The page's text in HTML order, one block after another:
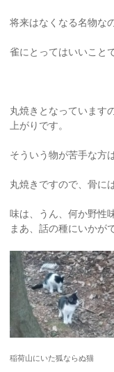
将来はなくなる名物な
雀にとってはいいこと
丸焼きとなっています
上がりです。
そういう物が苦手な方
丸焼きですので、骨に
味は、うん、何か野性
まあ、話の種にいかが
稲荷山にいた狐ならぬ猫